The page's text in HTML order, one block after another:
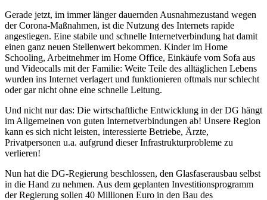
Gerade jetzt, im immer länger dauernden Ausnahmezustand wegen
der Corona-Maßnahmen, ist die Nutzung des Internets rapide
angestiegen. Eine stabile und schnelle Internetverbindung hat damit
einen ganz neuen Stellenwert bekommen. Kinder im Home
Schooling, Arbeitnehmer im Home Office, Einkäufe vom Sofa aus
und Videocalls mit der Familie: Weite Teile des alltäglichen Lebens
wurden ins Internet verlagert und funktionieren oftmals nur schlecht
oder gar nicht ohne eine schnelle Leitung.
Und nicht nur das: Die wirtschaftliche Entwicklung in der DG hängt
im Allgemeinen von guten Internetverbindungen ab! Unsere Region
kann es sich nicht leisten, interessierte Betriebe, Ärzte,
Privatpersonen u.a. aufgrund dieser Infrastrukturprobleme zu
verlieren!
Nun hat die DG-Regierung beschlossen, den Glasfaserausbau selbst
in die Hand zu nehmen. Aus dem geplanten Investitionsprogramm
der Regierung sollen 40 Millionen Euro in den Bau des